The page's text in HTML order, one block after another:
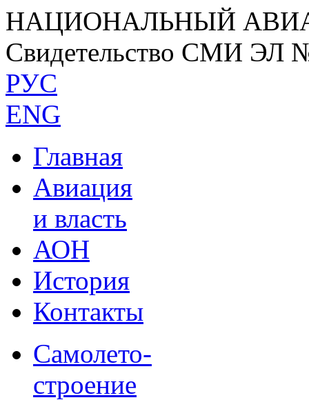
НАЦИОНАЛЬНЫЙ
Свидетельство СМИ ЭЛ
РУС
ENG
Главная
Авиация
и власть
АОН
История
Контакты
Самолето-
строение